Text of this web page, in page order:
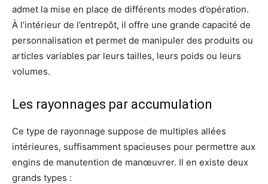
admet la mise en place de différents modes d’opération.
À l’intérieur de l’entrepôt, il offre une grande capacité de
personnalisation et permet de manipuler des produits ou
articles variables par leurs tailles, leurs poids ou leurs
volumes.
Les rayonnages par accumulation
Ce type de rayonnage suppose de multiples allées
intérieures, suffisamment spacieuses pour permettre aux
engins de manutention de manœuvrer. Il en existe deux
grands types :